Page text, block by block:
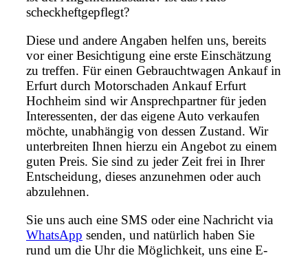
scheckheftgepflegt?
Diese und andere Angaben helfen uns, bereits
vor einer Besichtigung eine erste Einschätzung
zu treffen. Für einen Gebrauchtwagen Ankauf in
Erfurt durch Motorschaden Ankauf Erfurt
Hochheim sind wir Ansprechpartner für jeden
Interessenten, der das eigene Auto verkaufen
möchte, unabhängig von dessen Zustand. Wir
unterbreiten Ihnen hierzu ein Angebot zu einem
guten Preis. Sie sind zu jeder Zeit frei in Ihrer
Entscheidung, dieses anzunehmen oder auch
abzulehnen.
Sie uns auch eine SMS oder eine Nachricht via
WhatsApp senden, und natürlich haben Sie
rund um die Uhr die Möglichkeit, uns eine E-